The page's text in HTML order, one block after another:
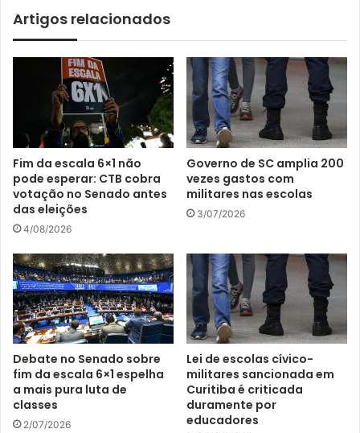
Artigos relacionados
Fim da escala 6×1 não
pode esperar: CTB cobra
votação no Senado antes
das eleições
4/08/2026
Governo de SC amplia 200
vezes gastos com
militares nas escolas
3/07/2026
Debate no Senado sobre
fim da escala 6×1 espelha
a mais pura luta de
classes
2/07/2026
Lei de escolas cívico-
militares sancionada em
Curitiba é criticada
duramente por
educadores